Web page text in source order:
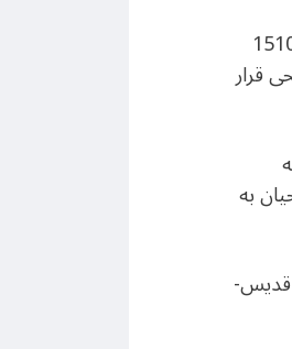
بیش از یازده هزار شده است. شیعه کنونی -یعنی از زمان شاه اسمائیل صفوی (حدود 1510
قرار
به
مسیحیان کلاً 6650 قدیس و 7400 شهید [که در سطح همان قدیسان هستند] دارند، یعنی نهادهای مسیحیت مجموعاً 12050 قدیس-